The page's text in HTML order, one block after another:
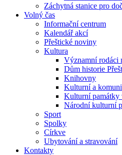
Záchytná stanice pro
Volný čas
Informační centrum
Kalendář akcí
Přeštické noviny
Kultura
Významní rodáci
Dům historie
Knihovny
Kulturní a
Kulturní památky
Národní kulturní
Sport
Spolky
Církve
Ubytování a stravování
Kontakty